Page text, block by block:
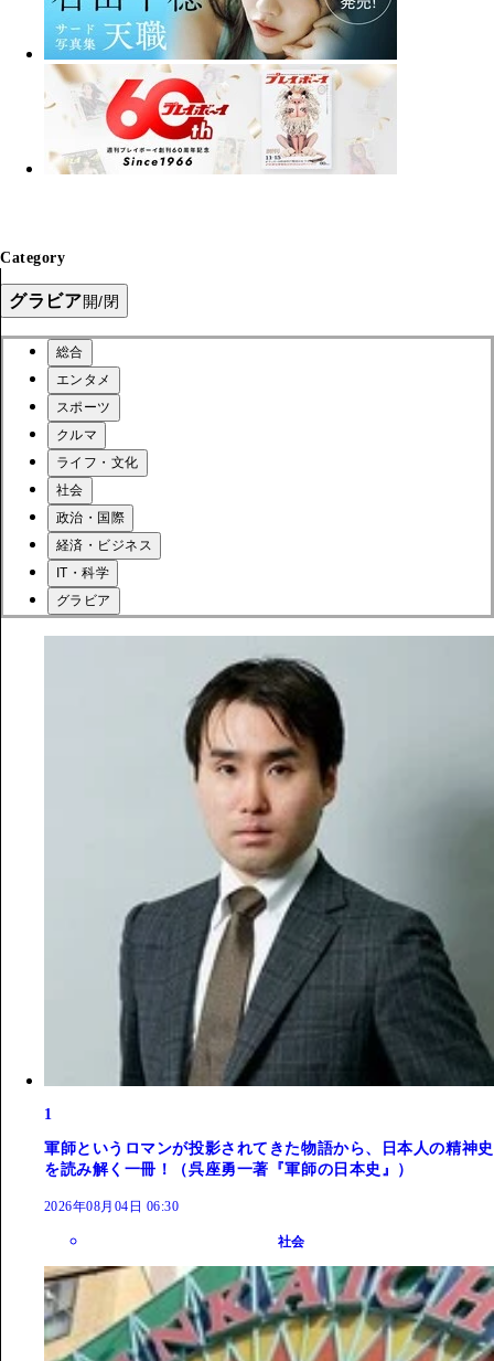
Category
グラビア開/閉
総合
エンタメ
スポーツ
クルマ
ライフ・文化
社会
政治・国際
経済・ビジネス
IT・科学
グラビア
1
軍師というロマンが投影されてきた物語から、日本人の精神史
を読み解く一冊！（呉座勇一著『軍師の日本史』）
2026年08月04日 06:30
社会